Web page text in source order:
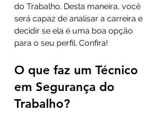
do Trabalho. Desta maneira, você
será capaz de analisar a carreira e
decidir se ela é uma boa opção
para o seu perfil. Confira!
O que faz um Técnico
em Segurança do
Trabalho?